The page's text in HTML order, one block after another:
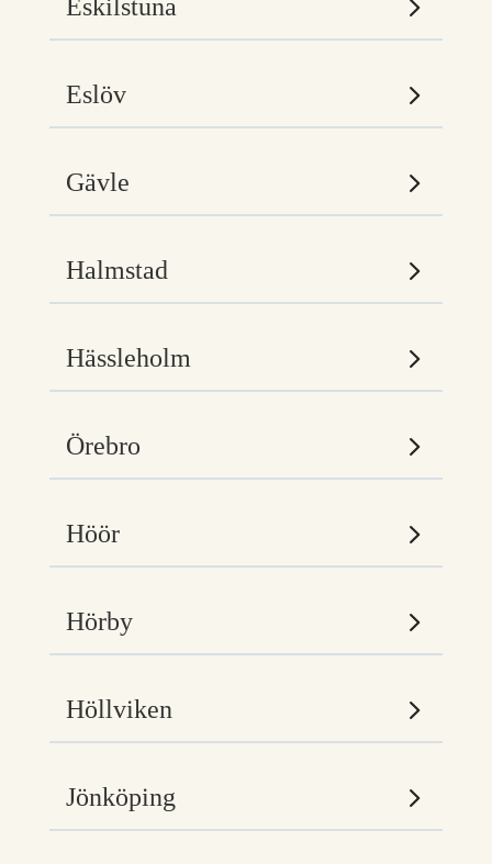
Eskilstuna
Eslöv
Gävle
Halmstad
Hässleholm
Örebro
Höör
Hörby
Höllviken
Jönköping